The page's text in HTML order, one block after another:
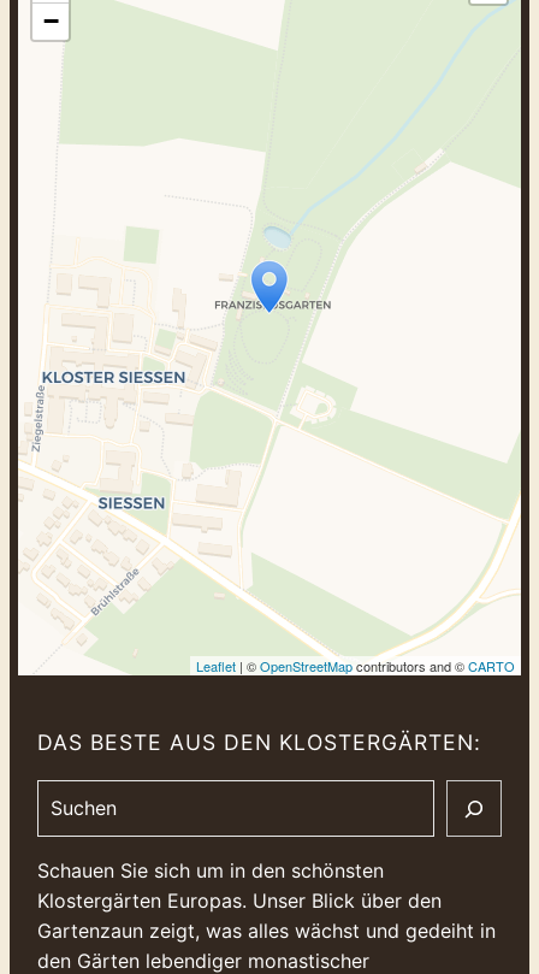
Travelers‘ Map wird geladen …
Wenn du dies siehst, nachdem deine
Seite vollständig geladen wurde,
fehlen leafletJS-Dateien.
−
Leaflet| ©OpenStreetMapcontributors and ©CARTO
DAS BESTE AUS DEN KLOSTERGÄRTEN:
Schauen Sie sich um in den schönsten
Klostergärten Europas. Unser Blick über den
Gartenzaun zeigt, was alles wächst und gedeiht in
den Gärten lebendiger monastischer